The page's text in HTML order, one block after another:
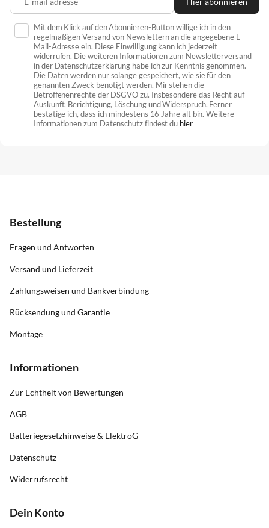
Mit dem Klick auf den Abonnieren-Button willige ich in den
regelmäßigen Versand von Newslettern an die angegebene E-
Mail-Adresse ein. Diese Einwilligung kann ich jederzeit
widerrufen. Die weiteren Informationen zum Newsletterversand
in der Datenschutzerklärung habe ich zur Kenntnis genommen.
Die Daten werden nur solange gespeichert, wie sie für den
genannten Zweck benötigt werden. Mir stehen die
Betroffenenrechte der DSGVO zu. Insbesondere das Recht auf
Auskunft, Berichtigung, Löschung und Widerspruch. Ferner
bestätige ich, dass ich mindestens 16 Jahre alt bin. Weitere
Informationen zum Datenschutz findest du hier
Bestellung
Fragen und Antworten
Versand und Lieferzeit
Zahlungsweisen und Bankverbindung
Rücksendung und Garantie
Montage
Informationen
Zur Echtheit von Bewertungen
AGB
Batteriegesetzhinweise & ElektroG
Datenschutz
Widerrufsrecht
Dein Konto